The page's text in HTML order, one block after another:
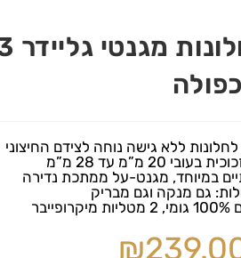
ללא גישה נוחה לצידם החיצוני
20 מ”מ עד 28 מ”מ
במיוחד, מגנט-על ממתכת נדירה
גם מנקה וגם מבריק
₪